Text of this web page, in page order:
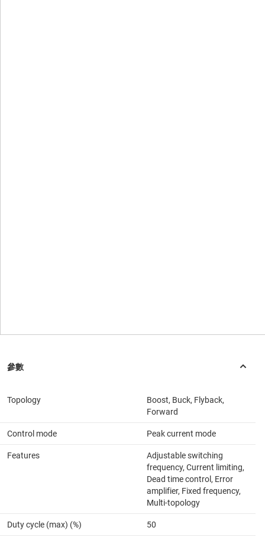
Topology
Boost, Buck, Flyback,
Forward
Control mode Peak current mode
Features
Adjustable switching
frequency, Current limiting,
Dead time control, Error
amplifier, Fixed frequency,
Multi-topology
Duty cycle (max) (%) 50